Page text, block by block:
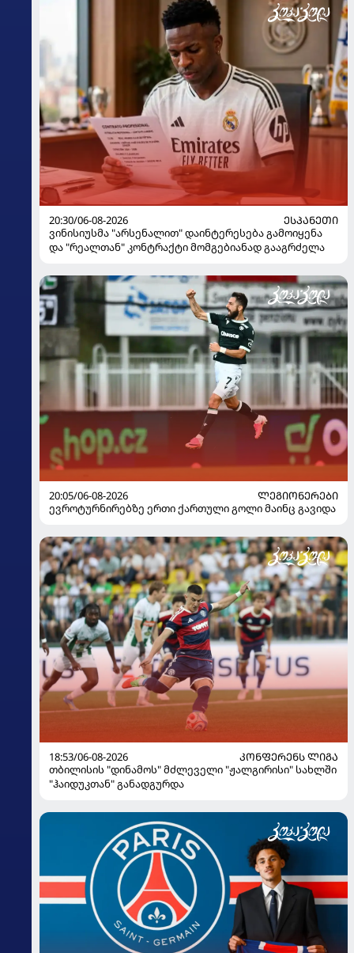
20:30/06-08-2026
ᲔᲡᲞᲐᲜᲔᲗᲘ
ვინისიუსმა "არსენალით" დაინტერესება გამოიყენა
და "რეალთან" კონტრაქტი მომგებიანად გააგრძელა
20:05/06-08-2026
ᲚᲔᲒᲘᲝᲜᲔᲠᲔᲑᲘ
ევროტურნირებზე ერთი ქართული გოლი მაინც გავიდა
18:53/06-08-2026
ᲙᲝᲜᲤᲔᲠᲔᲜᲡ ᲚᲘᲒᲐ
თბილისის "დინამოს" მძლეველი "ჟალგირისი" სახლში
"ჰაიდუკთან" განადგურდა